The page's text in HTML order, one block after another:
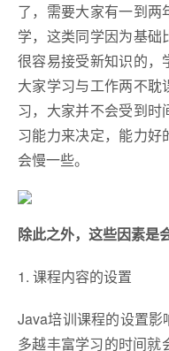
了，需要大家有一到
学，这类同学因为基
很容易接受新知识的，
大家学习与工作两不
习，大家并不会受到
习能力来决定，能力
会慢一些。
除此之外，这些因素是
1. 课程内容的设置
Java培训课程的设置
多越丰富学习的时间就